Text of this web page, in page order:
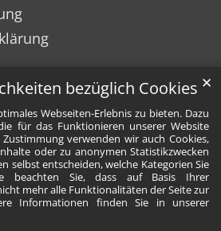
bezüglich Cookies
Webseiten-Erlebnis zu bieten. Dazu
für das Funktionieren unserer Website
verwenden wir auch Cookies,
oder zu anonymen Statistikzwecken
selbst entscheiden, welche Kategorien Sie
beachten Sie, dass auf Basis Ihrer
mehr alle Funktionalitäten der Seite zur
Informationen finden Sie in unserer
✕